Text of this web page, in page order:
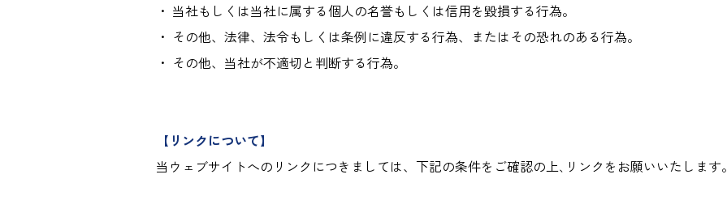
・ 当社もしくは当社に属する個人の名誉もしくは信用を毀損する行為。
・ その他、法律、法令もしくは条例に違反する行為、またはその恐れのある行為。
・ その他、当社が不適切と判断する行為。
【リンクについて】
当ウェブサイトへのリンクにつきましては、下記の条件をご確認の上､リンクをお願いいたします。